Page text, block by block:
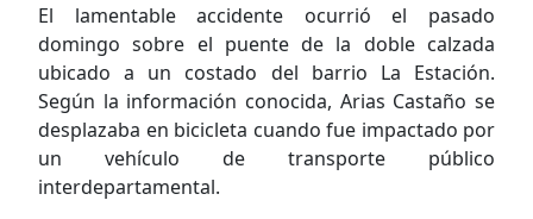
El lamentable accidente ocurrió el pasado
domingo sobre el puente de la doble calzada
ubicado a un costado del barrio La Estación.
Según la información conocida, Arias Castaño se
desplazaba en bicicleta cuando fue impactado por
un vehículo de transporte público
interdepartamental.